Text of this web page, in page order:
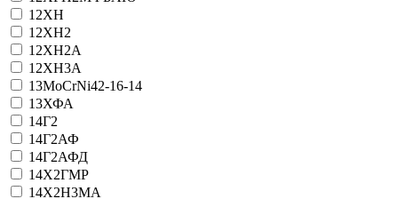
12ХН
12ХН2
12ХН2А
12ХН3А
13MoCrNi42-16-14
13ХФА
14Г2
14Г2АФ
14Г2АФД
14Х2ГМР
14Х2Н3МА